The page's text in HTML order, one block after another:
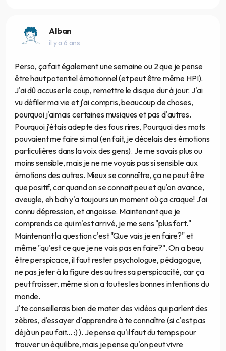
Alban
il y a 6 ans
Perso, ça fait également une semaine ou 2 que je pense
être haut potentiel émotionnel (et peut être même HPI).
J'ai dû accuser le coup, remettre le disque dur à jour. J'ai
vu défiler ma vie et j'ai compris, beaucoup de choses,
pourquoi j'aimais certaines musiques et pas d'autres.
Pourquoi j'étais adepte des fous rires, Pourquoi des mots
pouvaient me faire si mal (en fait, je décelais des émotions
particulières dans la voix des gens). Je me savais plus ou
moins sensible, mais je ne me voyais pas si sensible aux
émotions des autres. Mieux se connaître, ça ne peut être
que positif, car quand on se connait peu et qu'on avance,
aveugle, eh bah y'a toujours un moment où ça craque! J'ai
connu dépression, et angoisse. Maintenant que je
comprends ce qui m'est arrivé, je me sens "plus fort."
Maintenant la question c'est "Que vais je en faire?" et
même "qu'est ce que je ne vais pas en faire?". On a beau
être perspicace, il faut rester psychologue, pédagogue,
ne pas jeter à la figure des autres sa perspicacité, car ça
peut froisser, même si on a toutes les bonnes intentions du
monde.
J'te conseillerais bien de mater des vidéos qui parlent des
zèbres, d'essayer d'apprendre à te connaître (si c'est pas
déjà un peu fait... :) ). Je pense qu'il faut du temps pour
trouver un équilibre, mais je pense qu'on peut vivre